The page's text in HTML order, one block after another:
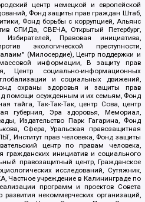
центр немецкой и европейской
Фонд защиты прав граждан Штаб,
Фонд борьбы с коррупцией, Альянс
СПИДа, СВЕЧА, Открытый Петербург,
Правовая инициатива,
экологической преступности,
(Милосердие), Центр поддержки и
массовой информации, В защиту прав
Центр социально-информационных
и социальных движений,
охраны здоровья и защиты прав
помощи осужденным и их семьям, Фонд
тайга, Так-Так-Так, центр Сова, центр
губерния, Эра здоровья, Мемориал,
Издательство Парк Гагарина, Фонд
Сфера, Уральская правозащитная
Институт прав человека, Фонд защиты
центр по правам человека,
гражданских инициатив и социального
правозащитный центр, Гражданское
исследований, Сутяжник,
учреждение в Калининграде по
программ и проектов Совета
развития некоммерческих организаций,